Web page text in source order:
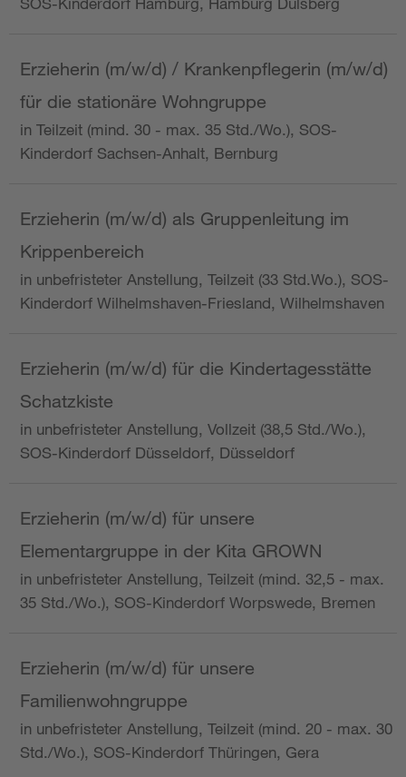
Erzieherin (m/w/d) / Krankenpflegerin (m/w/d)
für die stationäre Wohngruppe
in Teilzeit (mind. 30 - max. 35 Std./Wo.), SOS-
Kinderdorf Sachsen-Anhalt, Bernburg
Erzieherin (m/w/d) als Gruppenleitung im
Krippenbereich
in unbefristeter Anstellung, Teilzeit (33 Std.Wo.), SOS-
Kinderdorf Wilhelmshaven-Friesland, Wilhelmshaven
Erzieherin (m/w/d) für die Kindertagesstätte
Schatzkiste
in unbefristeter Anstellung, Vollzeit (38,5 Std./Wo.),
SOS-Kinderdorf Düsseldorf, Düsseldorf
Erzieherin (m/w/d) für unsere
Elementargruppe in der Kita GROWN
in unbefristeter Anstellung, Teilzeit (mind. 32,5 - max.
35 Std./Wo.), SOS-Kinderdorf Worpswede, Bremen
Erzieherin (m/w/d) für unsere
Familienwohngruppe
in unbefristeter Anstellung, Teilzeit (mind. 20 - max. 30
Std./Wo.), SOS-Kinderdorf Thüringen, Gera